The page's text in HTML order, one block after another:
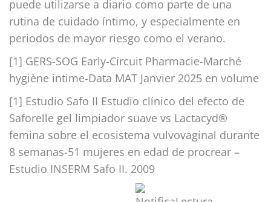
puede utilizarse a diario como parte de una
rutina de cuidado íntimo, y especialmente en
periodos de mayor riesgo como el verano.
[1] GERS-SOG Early-Circuit Pharmacie-Marché
hygiène intime-Data MAT Janvier 2025 en volume
[1] Estudio Safo II Estudio clínico del efecto de
Saforelle gel limpiador suave vs Lactacyd®
femina sobre el ecosistema vulvovaginal durante
8 semanas-51 mujeres en edad de procrear –
Estudio INSERM Safo II. 2009